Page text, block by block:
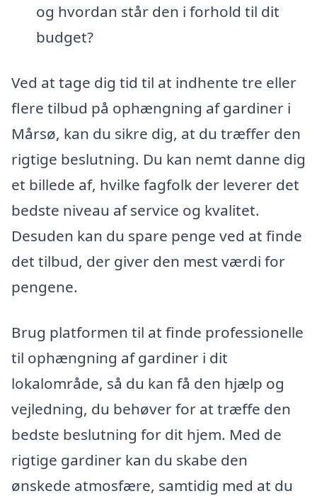
og hvordan står den i forhold til dit
budget?
Ved at tage dig tid til at indhente tre eller
flere tilbud på ophængning af gardiner i
Mårsø, kan du sikre dig, at du træffer den
rigtige beslutning. Du kan nemt danne dig
et billede af, hvilke fagfolk der leverer det
bedste niveau af service og kvalitet.
Desuden kan du spare penge ved at finde
det tilbud, der giver den mest værdi for
pengene.
Brug platformen til at finde professionelle
til ophængning af gardiner i dit
lokalområde, så du kan få den hjælp og
vejledning, du behøver for at træffe den
bedste beslutning for dit hjem. Med de
rigtige gardiner kan du skabe den
ønskede atmosfære, samtidig med at du